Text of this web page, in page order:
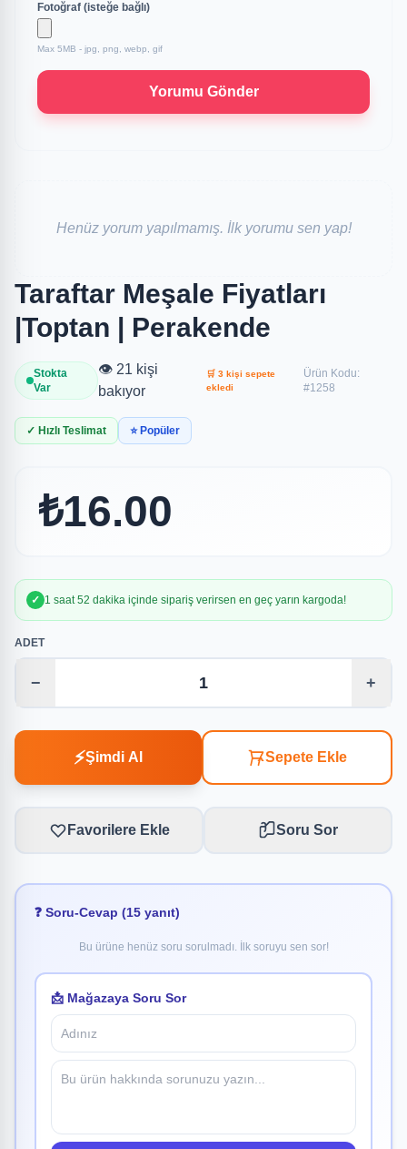
Fotoğraf (isteğe bağlı)
Max 5MB - jpg, png, webp, gif
Yorumu Gönder
Henüz yorum yapılmamış. İlk yorumu sen yap!
Taraftar Meşale Fiyatları
|Toptan | Perakende
Stokta
Var
👁️ 21 kişi
bakıyor
🛒 3 kişi sepete
ekledi
Ürün Kodu:
#1258
✓ Hızlı Teslimat ⭐ Popüler
₺16.00
✓ 1 saat 52 dakika içinde sipariş verirsen en geç yarın kargoda!
ADET
− +
⚡Şimdi Al Sepete Ekle
Favorilere Ekle Soru Sor
❓ Soru-Cevap (15 yanıt)
Bu ürüne henüz soru sorulmadı. İlk soruyu sen sor!
📩 Mağazaya Soru Sor